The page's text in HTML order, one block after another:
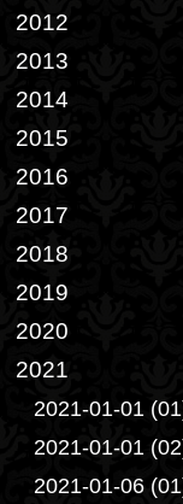
2012
2013
2014
2015
2016
2017
2018
2019
2020
2021
2021-01-01
2021-01-01
2021-01-06